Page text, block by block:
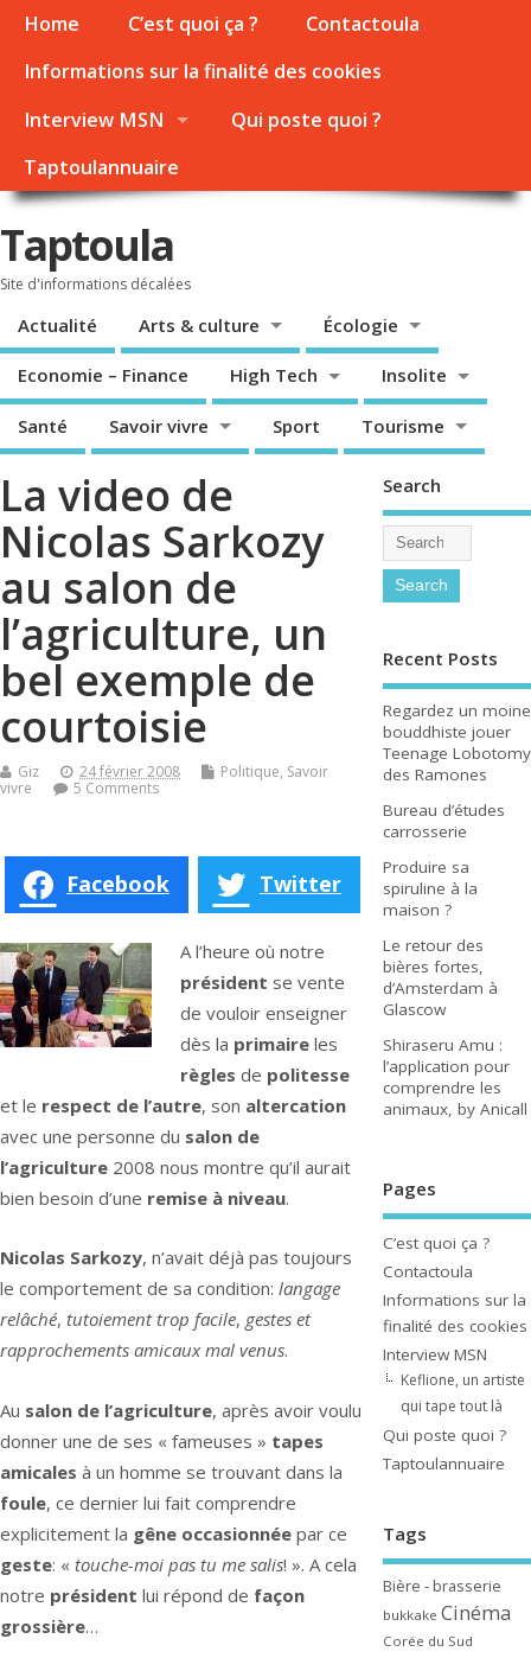
Home C’est quoi ça ?
Contactoula
Informations sur la finalité des cookies
Interview MSN
Qui poste quoi ?
Taptoulannuaire
Taptoula
Site d'informations décalées
Actualité Arts & culture Écologie
Economie – Finance High Tech Insolite
Santé Savoir vivre Sport Tourisme
La video de
Nicolas Sarkozy
au salon de
l’agriculture, un
bel exemple de
courtoisie
Giz 24 février 2008 Politique, Savoir
vivre
5 Comments
Facebook Twitter
A l’heure où notre
président se vente
de vouloir enseigner
dès la primaire les
règles de politesse
et le respect de l’autre, son altercation
avec une personne du salon de
l’agriculture 2008 nous montre qu’il aurait
bien besoin d’une remise à niveau.
Nicolas Sarkozy, n’avait déjà pas toujours
le comportement de sa condition: langage
relâché, tutoiement trop facile, gestes et
rapprochements amicaux mal venus.
Au salon de l’agriculture, après avoir voulu
donner une de ses « fameuses » tapes
amicales à un homme se trouvant dans la
foule, ce dernier lui fait comprendre
explicitement la gêne occasionnée par ce
geste: « touche-moi pas tu me salis! ». A cela
notre président lui répond de façon
grossière…
Search
Recent Posts
Regardez un moine
bouddhiste jouer
Teenage Lobotomy
des Ramones
Bureau d’études
carrosserie
Produire sa
spiruline à la
maison ?
Le retour des
bières fortes,
d’Amsterdam à
Glascow
Shiraseru Amu :
l’application pour
comprendre les
animaux, by Anicall
Pages
C’est quoi ça ?
Contactoula
Informations sur la
finalité des cookies
Interview MSN
Keflione, un artiste
qui tape tout là
Qui poste quoi ?
Taptoulannuaire
Tags
Bière - brasserie
bukkake Cinéma
Corée du Sud